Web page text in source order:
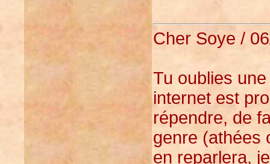
Cher Soye /
Tu oublies
internet est
répendre, de
genre (athées
en reparlera,